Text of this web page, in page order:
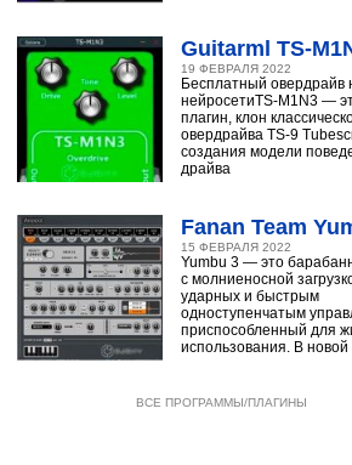
Guitarml TS-
19 ФЕВРАЛЯ 2022
Бесплатный овердрайв
нейросетиTS-M1N3 —
плагин, клон
овердрайва TS-9
создания модели
драйва
Fanan Team
15 ФЕВРАЛЯ 2022
Yumbu 3 — это
с молниеносной
ударных и быстрым
одноступенчатым
приспособленный для
использования. В новой
ВСЕ ПРОГРАММЫ/ПЛАГИНЫ